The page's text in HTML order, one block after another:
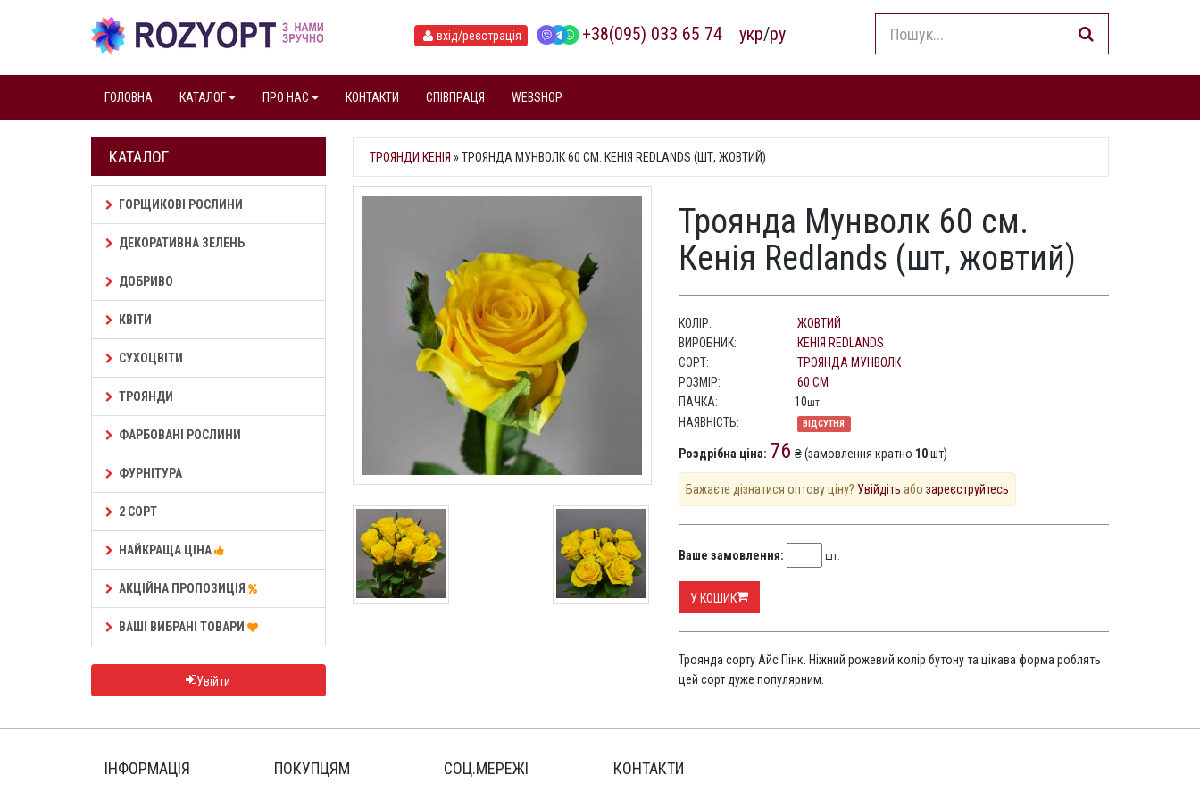
вхід/реєстрація +38(095) 033 65 74 укр/ру
ГОЛОВНА КАТАЛОГ ПРО НАС КОНТАКТИ СПІВПРАЦЯ WEBSHOP
КАТАЛОГ
ГОРЩИКОВІ РОСЛИНИ
ДЕКОРАТИВНА ЗЕЛЕНЬ
ДОБРИВО
КВІТИ
СУХОЦВІТИ
ТРОЯНДИ
ФАРБОВАНІ РОСЛИНИ
ФУРНІТУРА
2 СОРТ
НАЙКРАЩА ЦІНА
АКЦІЙНА ПРОПОЗИЦІЯ
ВАШІ ВИБРАНІ ТОВАРИ
Увійти
ТРОЯНДИ КЕНІЯ »ТРОЯНДА МУНВОЛК 60 СМ. КЕНІЯ REDLANDS (ШТ, ЖОВТИЙ)
Троянда Мунволк 60 см.
Кенія Redlands (шт, жовтий)
КОЛІР:
ЖОВТИЙ
ВИРОБНИК:
КЕНІЯ REDLANDS
СОРТ:
ТРОЯНДА МУНВОЛК
РОЗМІР:
60 СМ
ПАЧКА:
10шт
НАЯВНІСТЬ: ВІДСУТНЯ
Роздрібна ціна: 76 ₴ (замовлення кратно 10шт)
Бажаєте дізнатися оптову ціну? Увійдіть абозареєструйтесь
Ваше замовлення: шт.
У КОШИК
Троянда сорту Айс Пінк. Ніжний рожевий колір бутону та цікава форма роблять
цей сорт дуже популярним.
ІНФОРМАЦІЯ ПОКУПЦЯМ СОЦ.МЕРЕЖІ КОНТАКТИ